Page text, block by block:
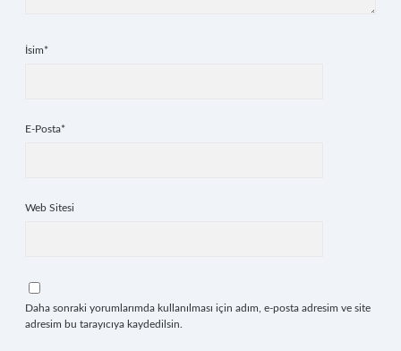
İsim*
E-Posta*
Web Sitesi
Daha sonraki yorumlarımda kullanılması için adım, e-posta adresim ve site
adresim bu tarayıcıya kaydedilsin.